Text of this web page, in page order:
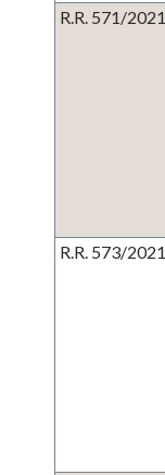
R.R. 571/2021
R.R. 573/2021